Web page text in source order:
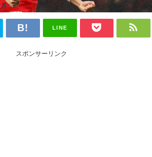
LINE
スポンサーリンク